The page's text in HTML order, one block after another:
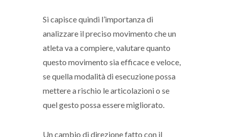
Si capisce quindi l’importanza di
analizzare il preciso movimento che un
atleta va a compiere, valutare quanto
questo movimento sia efficace e veloce,
se quella modalità di esecuzione possa
mettere a rischio le articolazioni o se
quel gesto possa essere migliorato.
Un cambio di direzione fatto con il